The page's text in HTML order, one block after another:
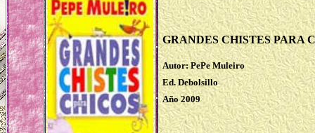
GRANDES CHISTES PARA
Autor: PePe Muleiro
Ed. Debolsillo
Año 2009